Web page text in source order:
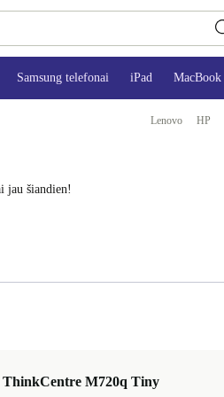
Samsung telefonai iPad MacBook
Lenovo HP
jau šiandien!
ThinkCentre M720q Tiny